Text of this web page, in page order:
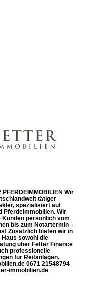
PFERDEIMMOBILIEN Wir
tätiger
spezialisiert auf
Pferdeimmobilien. Wir
Kunden persönlich vom
bis zum Notartermin –
Zusätzlich bieten wir in
Haus sowohl die
über Fetter Finance
professionelle
für Reitanlagen.
0671 21548794
immobilien.de